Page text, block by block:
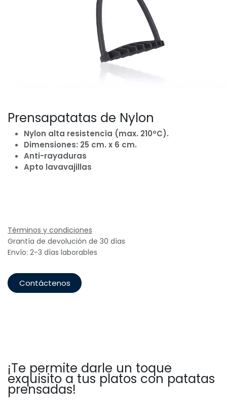
Prensapatatas de Nylon
Nylon alta resistencia (max. 210ºC).
Dimensiones: 25 cm. x 6 cm.
Anti-rayaduras
Apto lavavajillas
Términos y condiciones
Grantía de devolución de 30 días
Envío: 2-3 días laborables
Contáctenos
¡Te permite darle un toque
exquisito a tus platos con patatas
prensadas!